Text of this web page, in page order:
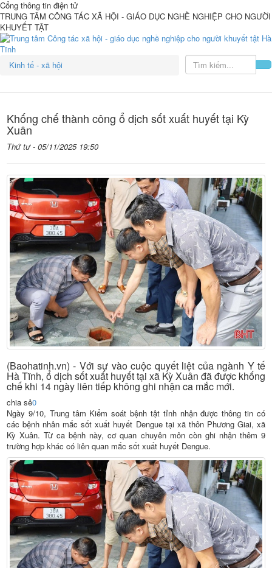
Cổng thông tin điện tử
TRUNG TÂM CÔNG TÁC XÃ HỘI - GIÁO DỤC NGHỀ NGHIỆP CHO NGƯỜI
KHUYẾT TẬT
Kinh tế - xã hội
Khống chế thành công ổ dịch sốt xuất huyết tại Kỳ
Xuân
Thứ tư - 05/11/2025 19:50
(Baohatinh.vn) - Với sự vào cuộc quyết liệt của ngành Y tế
Hà Tĩnh, ổ dịch sốt xuất huyết tại xã Kỳ Xuân đã được khống
chế khi 14 ngày liên tiếp không ghi nhận ca mắc mới.
chia sẻ0
Ngày 9/10, Trung tâm Kiểm soát bệnh tật tỉnh nhận được thông tin có
các bệnh nhân mắc sốt xuất huyết Dengue tại xã thôn Phương Giai, xã
Kỳ Xuân. Từ ca bệnh này, cơ quan chuyên môn còn ghi nhận thêm 9
trường hợp khác có liên quan mắc sốt xuất huyết Dengue.